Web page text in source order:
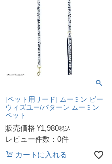
[ペット用リード] ムーミン ビー
ウィズユー/パターン ムーミン
ペット
販売価格 ¥1,980税込
レビュー件数：0件
カートに入れる